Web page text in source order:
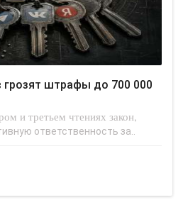
и третьем чтениях закон,
ответственность за..